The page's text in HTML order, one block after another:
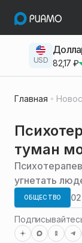
USD 82,17 ₽
Главная
туман
угнетать
ОБЩЕСТВО